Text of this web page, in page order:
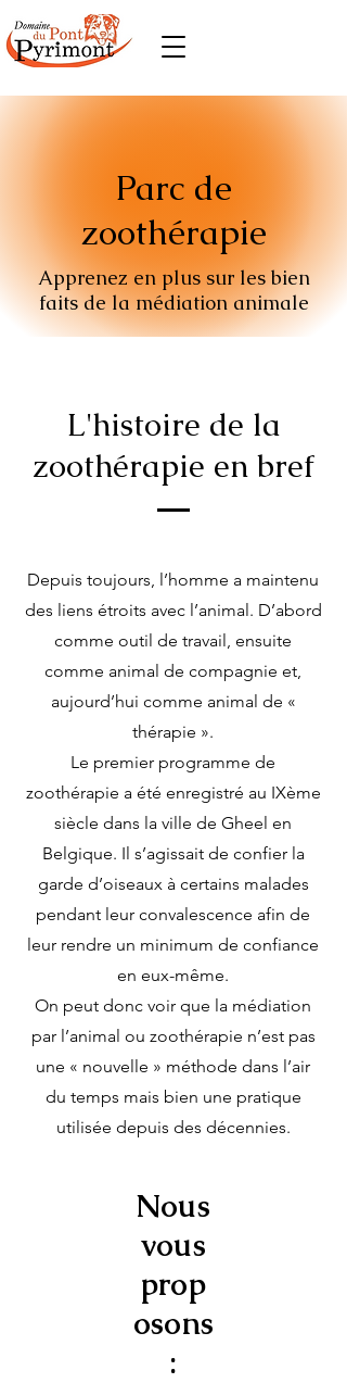
Parc de
zoothérapie
Apprenez en plus sur les bien
faits de la médiation animale
L'histoire de la
zoothérapie en bref
Depuis toujours, l’homme a maintenu
des liens étroits avec l’animal. D’abord
comme outil de travail, ensuite
comme animal de compagnie et,
aujourd’hui comme animal de «
thérapie ».
Le premier programme de
zoothérapie a été enregistré au IXème
siècle dans la ville de Gheel en
Belgique. Il s’agissait de confier la
garde d’oiseaux à certains malades
pendant leur convalescence afin de
leur rendre un minimum de confiance
en eux-même.
On peut donc voir que la médiation
par l’animal ou zoothérapie n’est pas
une « nouvelle » méthode dans l’air
du temps mais bien une pratique
utilisée depuis des décennies.
Nous
vous
prop
osons
: